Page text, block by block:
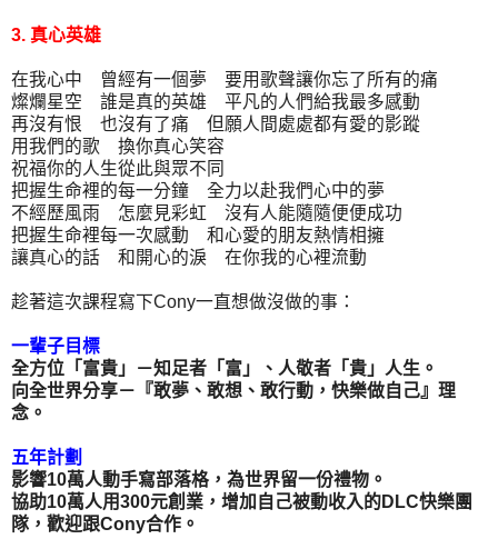
3. 真心英雄
在我心中 曾經有一個夢 要用歌聲讓你忘了所有的痛
燦爛星空 誰是真的英雄 平凡的人們給我最多感動
再沒有恨 也沒有了痛 但願人間處處都有愛的影蹤
用我們的歌 換你真心笑容
祝福你的人生從此與眾不同
把握生命裡的每一分鐘 全力以赴我們心中的夢
不經歷風雨 怎麼見彩虹 沒有人能隨隨便便成功
把握生命裡每一次感動 和心愛的朋友熱情相擁
讓真心的話 和開心的淚 在你我的心裡流動
趁著這次課程寫下Cony一直想做沒做的事：
一輩子目標
全方位「富貴」－知足者「富」、人敬者「貴」人生。
向全世界分享－『敢夢、敢想、敢行動，快樂做自己』理
念。
五年計劃
影響10萬人動手寫部落格，為世界留一份禮物。
協助10萬人用300元創業，增加自己被動收入的DLC快樂團
隊，歡迎跟Cony合作。